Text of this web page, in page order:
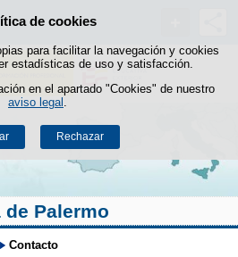
de cookies
para facilitar la navegación y cookies
estadísticas de uso y satisfacción.
en el apartado "Cookies" de nuestro
aviso legal
Rechazar
Saltar al contenido
Palermo
Contacto